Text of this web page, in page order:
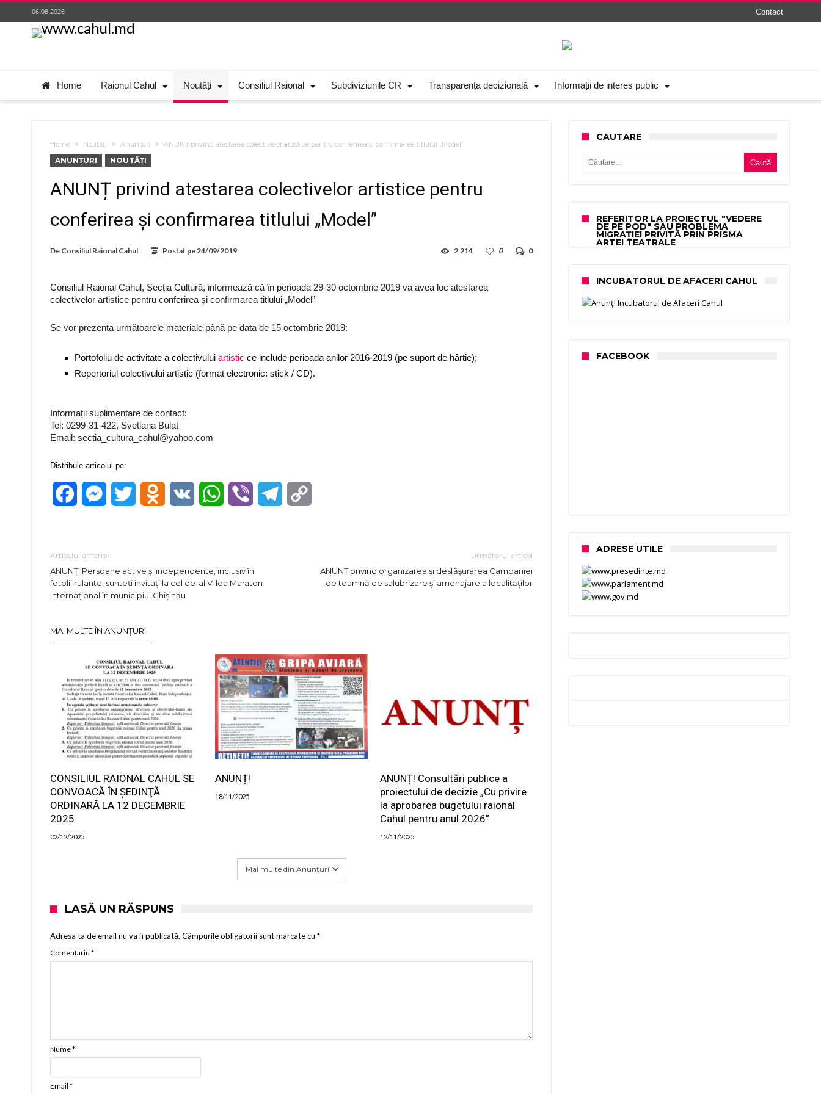
06.08.2026 Contact
Home Raionul Cahul Noutăți Consiliul Raional Subdiviziunile CR Transparența decizională Informații de interes public
Home Noutăți Anunțuri ANUNȚ privind atestarea colectivelor artistice pentru conferirea și confirmarea titlului „Model”
ANUNȚURI NOUTĂȚI
ANUNȚ privind atestarea colectivelor artistice pentru
conferirea și confirmarea titlului „Model”
De Consiliul Raional Cahul Postat pe24/09/2019 0
0
2,214
Consiliul Raional Cahul, Secția Cultură, informează că în perioada 29-30 octombrie 2019 va avea loc atestarea
colectivelor artistice pentru conferirea și confirmarea titlului „Model”
Se vor prezenta următoarele materiale până pe data de 15 octombrie 2019:
Portofoliu de activitate a colectivului artistic ce include perioada anilor 2016-2019 (pe suport de hârtie);
Repertoriul colectivului artistic (format electronic: stick / CD).
Informații suplimentare de contact:
Tel: 0299-31-422, Svetlana Bulat
Email: sectia_cultura_cahul@yahoo.com
Distribuie articolul pe:
FacebookMessenger
Twitter Odnoklassniki
VK WhatsApp
Viber Telegram
Articolul anterior
ANUNȚ! Persoane active și independente, inclusiv în
fotolii rulante, sunteți invitați la cel de-al V-lea Maraton
Internațional în municipiul Chișinău
Următorul articol
ANUNȚ privind organizarea și desfășurarea Campaniei
de toamnă de salubrizare și amenajare a localităților
MAI MULTE ÎN ANUNȚURI
CONSILIUL RAIONAL CAHUL SE
CONVOACĂ ÎN ŞEDINŢĂ
ORDINARĂ LA 12 DECEMBRIE
2025
02/12/2025
ANUNȚ!
18/11/2025
ANUNȚ! Consultări publice a
proiectului de decizie „Cu privire
la aprobarea bugetului raional
Cahul pentru anul 2026”
12/11/2025
Mai multe din Anunțuri
LASĂ UN RĂSPUNS
Adresa ta de email nu va fi publicată. Câmpurile obligatorii sunt marcate cu *
Comentariu *
Nume*
Email *
CAUTARE
Caută după:
REFERITOR LA PROIECTUL "VEDERE
DE PE POD" SAU PROBLEMA
MIGRAȚIEI PRIVITĂ PRIN PRISMA
ARTEI TEATRALE
INCUBATORUL DE AFACERI CAHUL
FACEBOOK
ADRESE UTILE